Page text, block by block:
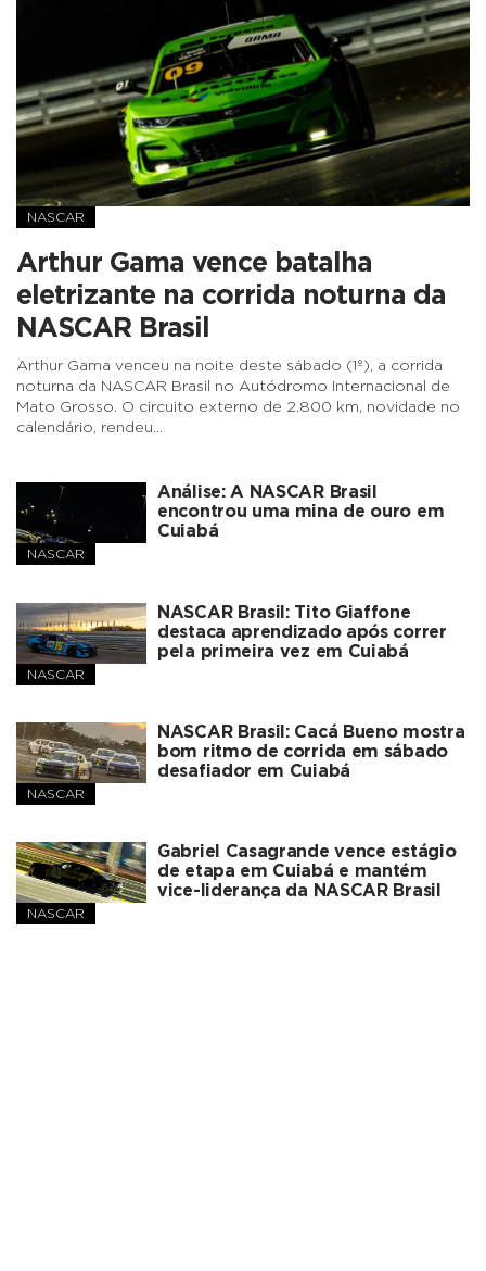
NASCAR
Arthur Gama vence batalha
eletrizante na corrida noturna da
NASCAR Brasil
Arthur Gama venceu na noite deste sábado (1º), a corrida
noturna da NASCAR Brasil no Autódromo Internacional de
Mato Grosso. O circuito externo de 2.800 km, novidade no
calendário, rendeu…
NASCAR
Análise: A NASCAR Brasil
encontrou uma mina de ouro em
Cuiabá
NASCAR
NASCAR Brasil: Tito Giaffone
destaca aprendizado após correr
pela primeira vez em Cuiabá
NASCAR
NASCAR Brasil: Cacá Bueno mostra
bom ritmo de corrida em sábado
desafiador em Cuiabá
NASCAR
Gabriel Casagrande vence estágio
de etapa em Cuiabá e mantém
vice-liderança da NASCAR Brasil